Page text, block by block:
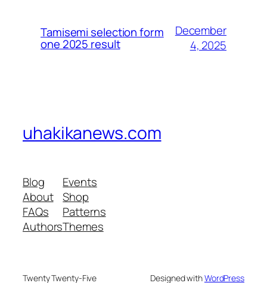
Tamisemi selection form
one 2025 result
December
4, 2025
uhakikanews.com
Blog
About
FAQs
Authors
Events
Shop
Patterns
Themes
Twenty Twenty-Five Designed withWordPress